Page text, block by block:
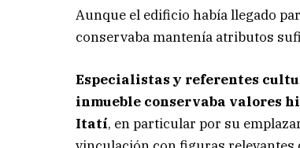
Aunque el edificio había llegado
conservaba mantenía atributos
Especialistas y referentes
inmueble conservaba valores
Itatí, en particular por su